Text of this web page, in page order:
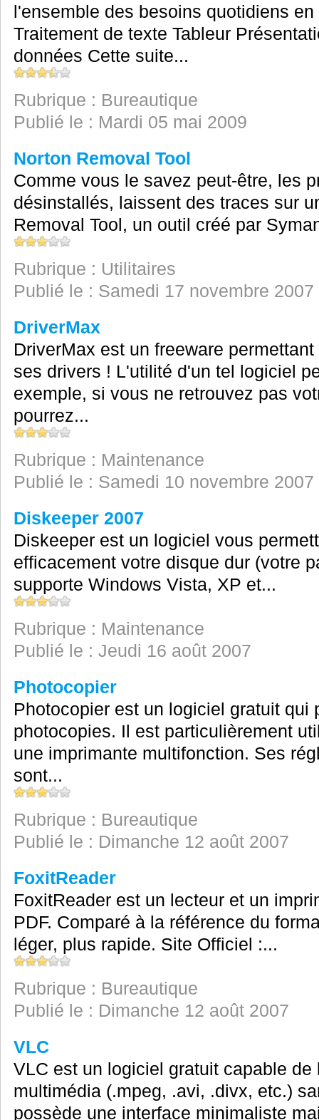
l'ensemble des besoins quotidiens
Traitement de texte Tableur
données Cette suite...
Rubrique : Bureautique
Publié le : Mardi 05 mai 2009
Norton Removal Tool
Comme vous le savez peut-être, les
désinstallés, laissent des traces sur
Removal Tool, un outil créé par
Rubrique : Utilitaires
Publié le : Samedi 17 novembre 2007
DriverMax
DriverMax est un freeware
ses drivers ! L'utilité d'un tel logiciel
exemple, si vous ne retrouvez pas
pourrez...
Rubrique : Maintenance
Publié le : Samedi 10 novembre 2007
Diskeeper 2007
Diskeeper est un logiciel vous
efficacement votre disque dur (votre
supporte Windows Vista, XP et...
Rubrique : Maintenance
Publié le : Jeudi 16 août 2007
Photocopier
Photocopier est un logiciel gratuit qui
photocopies. Il est particulièrement
une imprimante multifonction. Ses
sont...
Rubrique : Bureautique
Publié le : Dimanche 12 août 2007
FoxitReader
FoxitReader est un lecteur et un
PDF. Comparé à la référence du
léger, plus rapide. Site Officiel :...
Rubrique : Bureautique
Publié le : Dimanche 12 août 2007
VLC
VLC est un logiciel gratuit capable
multimédia (.mpeg, .avi, .divx, etc.)
possède une interface minimaliste